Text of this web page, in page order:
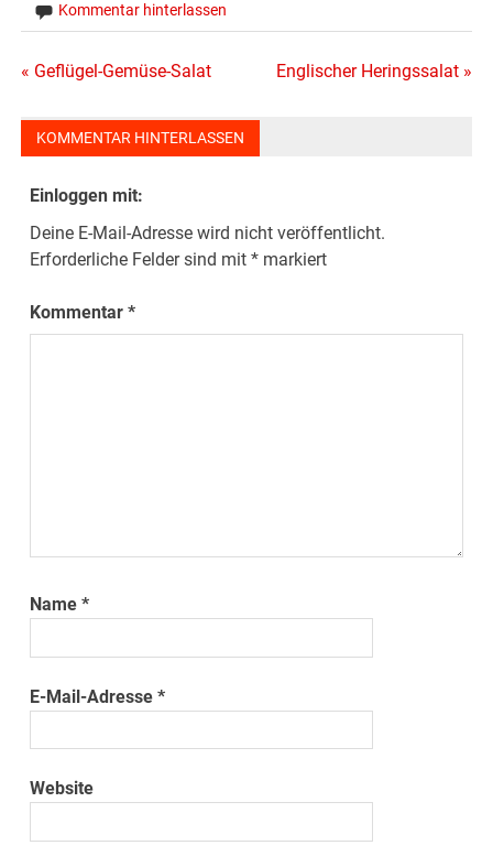
Kommentar hinterlassen
Beitragsnavigation
« Geflügel-Gemüse-Salat Englischer Heringssalat »
KOMMENTAR HINTERLASSEN
Einloggen mit:
Deine E-Mail-Adresse wird nicht veröffentlicht.
Erforderliche Felder sind mit* markiert
Kommentar*
Name*
E-Mail-Adresse*
Website